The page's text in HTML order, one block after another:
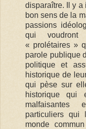
disparaître. Il y a
bon sens de la
passions
qui
« prolétaires »
parole publique
politique et
historique de
qui pèse sur
historique qui
malfaisantes
particuliers qui
monde